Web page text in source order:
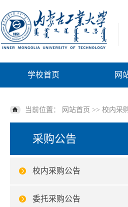
学校首页 网
当前位置： 网站首页 >> 校内采
采购公告
校内采购公告
委托采购公告